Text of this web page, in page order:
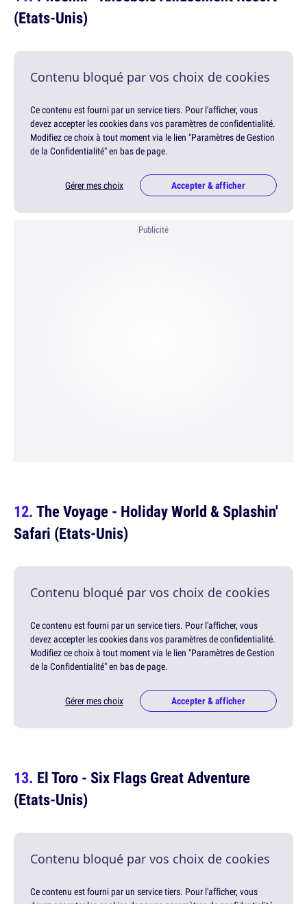
(Etats-Unis)
Contenu bloqué par vos choix de cookies
Ce contenu est fourni par un service tiers. Pour l'afficher, vous
devez accepter les cookies dans vos paramètres de confidentialité.
Modifiez ce choix à tout moment via le lien "Paramètres de Gestion
de la Confidentialité" en bas de page.
Gérer mes choix Accepter & afficher
Publicité
The Voyage - Holiday World & Splashin'
Safari (Etats-Unis)
Contenu bloqué par vos choix de cookies
Ce contenu est fourni par un service tiers. Pour l'afficher, vous
devez accepter les cookies dans vos paramètres de confidentialité.
Modifiez ce choix à tout moment via le lien "Paramètres de Gestion
de la Confidentialité" en bas de page.
Gérer mes choix Accepter & afficher
El Toro - Six Flags Great Adventure
(Etats-Unis)
Contenu bloqué par vos choix de cookies
Ce contenu est fourni par un service tiers. Pour l'afficher, vous